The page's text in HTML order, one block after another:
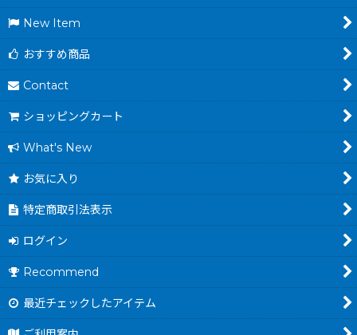
New Item
おすすめ商品
Contact
ショッピングカート
What's New
お気に入り
特定商取引法表示
ログイン
Recommend
最近チェックしたアイテム